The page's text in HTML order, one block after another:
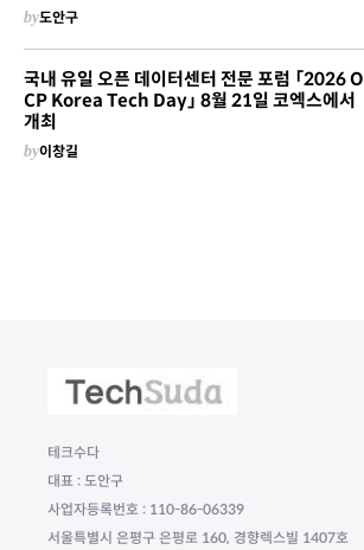
by도안구
국내 유일 오픈 데이터센터 전문 포럼 「2026 O
CP Korea Tech Day」 8월 21일 코엑스에서
개최
by이창길
테크수다
대표 : 도안구
사업자등록번호 : 110-86-06339
서울특별시 은평구 은평로 160, 경향렉스빌 1407호